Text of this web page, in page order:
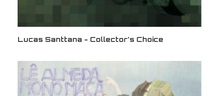
Lucas Santtana - Collector's Choice